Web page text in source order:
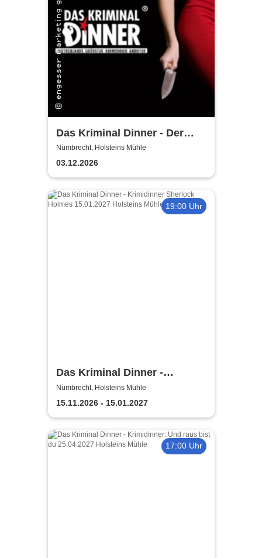
Das Kriminal Dinner - Der
Polterabendkiller
Nümbrecht, Holsteins Mühle
03.12.2026
19:00 Uhr
Das Kriminal Dinner -
Sherlock Holmes
Nümbrecht, Holsteins Mühle
15.11.2026 - 15.01.2027
17:00 Uhr